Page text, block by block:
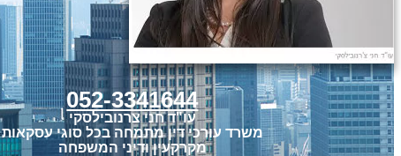
052-3341644
עו"ד חני צרנובילסקי
משרד עורכי דין מתמחה בכל סוגי עסקאות
מקרקעין ודיני המשפחה